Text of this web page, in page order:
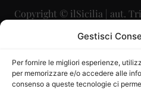
Gestisci
Per fornire le migliori esperienze,
per memorizzare e/o accedere alle
consenso a queste tecnologie ci
Copyright © ilSicilia | aut.
29/09/
Direttore Editoriale: